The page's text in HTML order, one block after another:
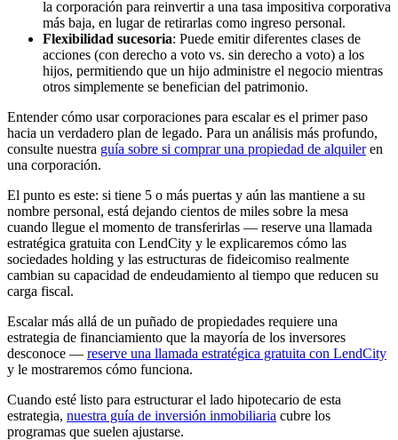
la corporación para reinvertir a una tasa impositiva corporativa
más baja, en lugar de retirarlas como ingreso personal.
Flexibilidad sucesoria: Puede emitir diferentes clases de
acciones (con derecho a voto vs. sin derecho a voto) a los
hijos, permitiendo que un hijo administre el negocio mientras
otros simplemente se benefician del patrimonio.
Entender cómo usar corporaciones para escalar es el primer paso
hacia un verdadero plan de legado. Para un análisis más profundo,
consulte nuestra guía sobre si comprar una propiedad de alquileren
una corporación.
El punto es este: si tiene 5 o más puertas y aún las mantiene a su
nombre personal, está dejando cientos de miles sobre la mesa
cuando llegue el momento de transferirlas — reserve una llamada
estratégica gratuita con LendCity y le explicaremos cómo las
sociedades holding y las estructuras de fideicomiso realmente
cambian su capacidad de endeudamiento al tiempo que reducen su
carga fiscal.
Escalar más allá de un puñado de propiedades requiere una
estrategia de financiamiento que la mayoría de los inversores
desconoce — reserve una llamada estratégica gratuita con LendCity
y le mostraremos cómo funciona.
Cuando esté listo para estructurar el lado hipotecario de esta
estrategia, nuestra guía de inversión inmobiliaria cubre los
programas que suelen ajustarse.